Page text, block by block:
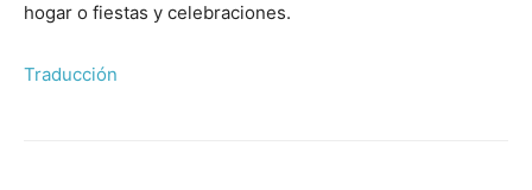
hogar o fiestas y celebraciones.
Traducción